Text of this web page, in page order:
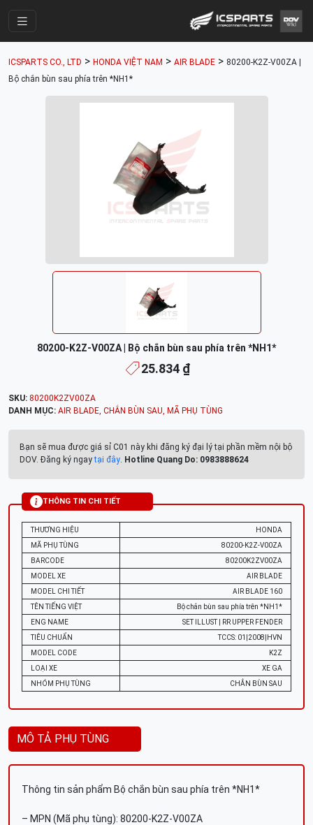
Parts Catalogue
Nhóm Phụ Tùng
Tài khoản
ICSPARTS CO., LTD > HONDA VIỆT NAM > AIR BLADE > 80200-K2Z-V00ZA |
Bộ chắn bùn sau phía trên *NH1*
80200-K2Z-V00ZA | Bộ chắn bùn sau phía trên *NH1*
25.834 ₫
SKU: 80200K2ZV00ZA
DANH MỤC: AIR BLADE, CHẮN BÙN SAU, MÃ PHỤ TÙNG
Bạn sẽ mua được giá sỉ C01 này khi đăng ký đại lý tại phần mềm nội bộ
DOV. Đăng ký ngaytại đây. Hotline Quang Do: 0983888624
THÔNG TIN CHI TIẾT
THƯƠNG HIỆU
HONDA
MÃ PHỤ TÙNG
80200-K2Z-V00ZA
BARCODE
80200K2ZV00ZA
MODEL XE
AIR BLADE
MODEL CHI TIẾT
AIR BLADE 160
TÊN TIẾNG VIỆT
Bộ chắn bùn sau phía trên *NH1*
ENG NAME
SET ILLUST | RR UPPER FENDER
TIÊU CHUẨN
TCCS: 01|2008|HVN
MODEL CODE
K2Z
LOẠI XE
XE GA
NHÓM PHỤ TÙNG
CHẮN BÙN SAU
MÔ TẢ PHỤ TÙNG
Thông tin sản phẩm Bộ chắn bùn sau phía trên *NH1*
– MPN (Mã phụ tùng): 80200-K2Z-V00ZA